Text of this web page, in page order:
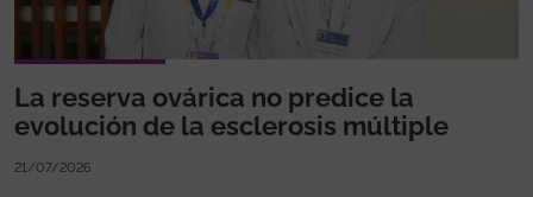
La reserva ovárica no predice la
evolución de la esclerosis múltiple
21/07/2026